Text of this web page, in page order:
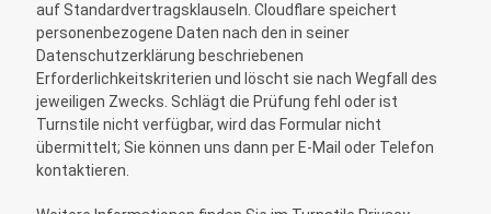
auf Standardvertragsklauseln. Cloudflare speichert
personenbezogene Daten nach den in seiner
Datenschutzerklärung beschriebenen
Erforderlichkeitskriterien und löscht sie nach Wegfall des
jeweiligen Zwecks. Schlägt die Prüfung fehl oder ist
Turnstile nicht verfügbar, wird das Formular nicht
übermittelt; Sie können uns dann per E-Mail oder Telefon
kontaktieren.